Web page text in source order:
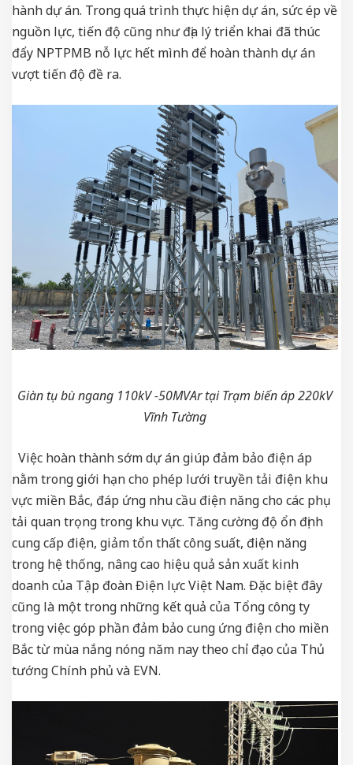
hành dự án. Trong quá trình thực hiện dự án, sức ép về
nguồn lực, tiến độ cũng như địa lý triển khai đã thúc
đẩy NPTPMB nỗ lực hết mình để hoàn thành dự án
vượt tiến độ đề ra.
Giàn tụ bù ngang 110kV -50MVAr tại Trạm biến áp 220kV
Vĩnh Tường
Việc hoàn thành sớm dự án giúp đảm bảo điện áp
nằm trong giới hạn cho phép lưới truyền tải điện khu
vực miền Bắc, đáp ứng nhu cầu điện năng cho các phụ
tải quan trọng trong khu vực. Tăng cường độ ổn định
cung cấp điện, giảm tổn thất công suất, điện năng
trong hệ thống, nâng cao hiệu quả sản xuất kinh
doanh của Tập đoàn Điện lực Việt Nam. Đặc biệt đây
cũng là một trong những kết quả của Tổng công ty
trong việc góp phần đảm bảo cung ứng điện cho miền
Bắc từ mùa nắng nóng năm nay theo chỉ đạo của Thủ
tướng Chính phủ và EVN.